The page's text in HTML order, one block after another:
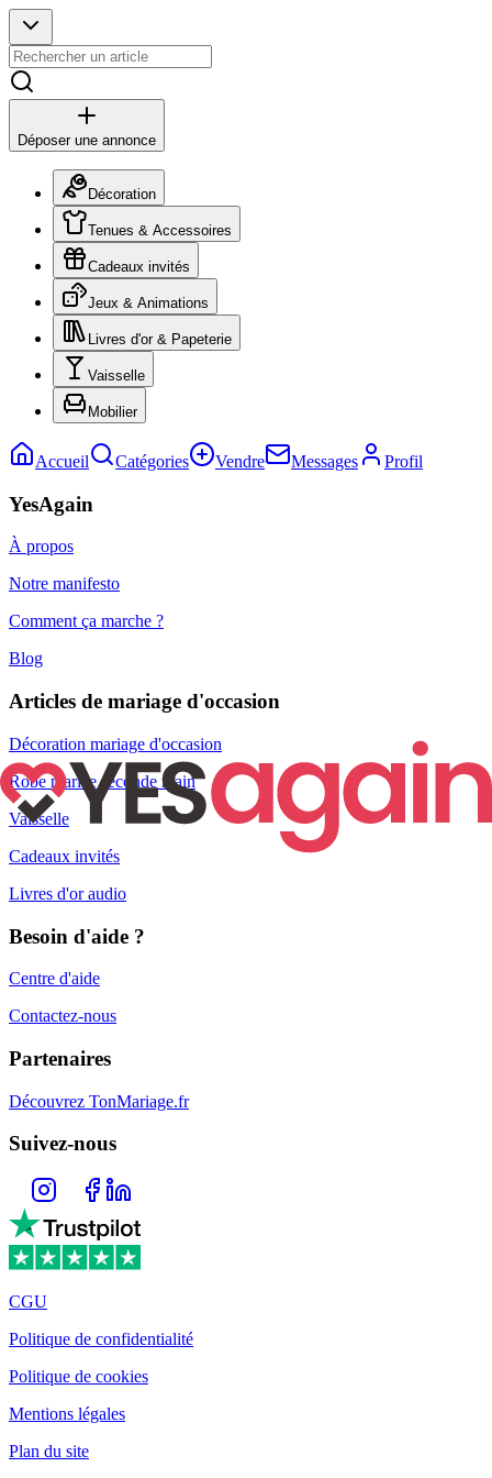
Déposer une annonce
Décoration
Tenues & Accessoires
Cadeaux invités
Jeux & Animations
Livres d'or & Papeterie
Vaisselle
Mobilier
Accueil Catégories Vendre Messages Profil
YesAgain
À propos
Notre manifesto
Comment ça marche ?
Blog
Articles de mariage d'occasion
Décoration mariage d'occasion
Robe mariée seconde main
Vaisselle
Cadeaux invités
Livres d'or audio
Besoin d'aide ?
Centre d'aide
Contactez-nous
Partenaires
Découvrez TonMariage.fr
Suivez-nous
CGU
Politique de confidentialité
Politique de cookies
Mentions légales
Plan du site